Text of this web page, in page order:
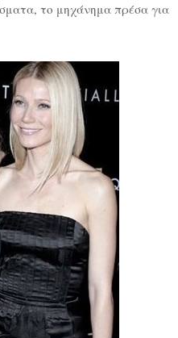
το μηχάνημα πρέσα για